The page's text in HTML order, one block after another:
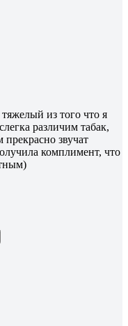
из того что я
различим табак,
звучат
комплимент, что